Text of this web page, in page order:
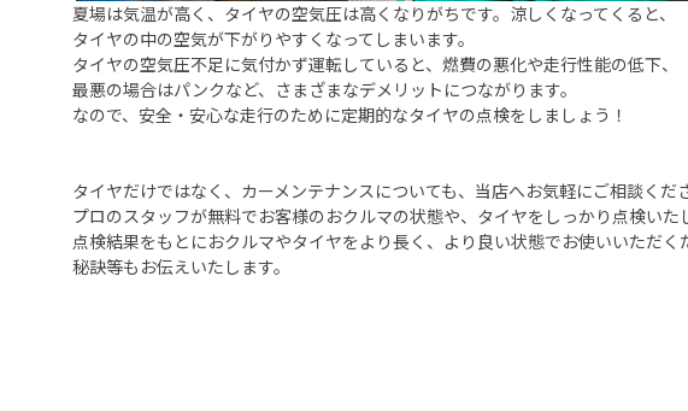
夏場は気温が高く、タイヤの空気圧は高くなりがちです。涼しくなってくると、
タイヤの中の空気が下がりやすくなってしまいます。
タイヤの空気圧不足に気付かず運転していると、燃費の悪化や走行性能の低下、
最悪の場合はパンクなど、さまざまなデメリットにつながります。
なので、安全・安心な走行のために定期的なタイヤの点検をしましょう！
タイヤだけではなく、カーメンテナンスについても、当店へお気軽にご相談くだ
プロのスタッフが無料でお客様のおクルマの状態や、タイヤをしっかり点検いた
点検結果をもとにおクルマやタイヤをより長く、より良い状態でお使いいただく
秘訣等もお伝えいたします。